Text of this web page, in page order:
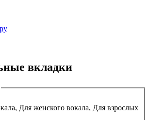
вкладки
Для женского вокала, Для взрослых